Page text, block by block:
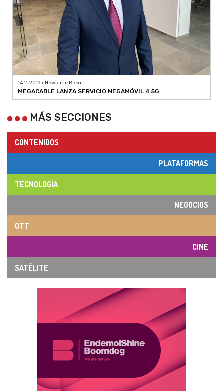
14.11.2019 > Newsline Report
MEGACABLE LANZA SERVICIO MEGAMÓVIL 4.5G
MÁS SECCIONES
CONTENIDOS
PLATAFORMAS
TECNOLOGÍA
NEGOCIOS
OTT
CINE
SATÉLITE